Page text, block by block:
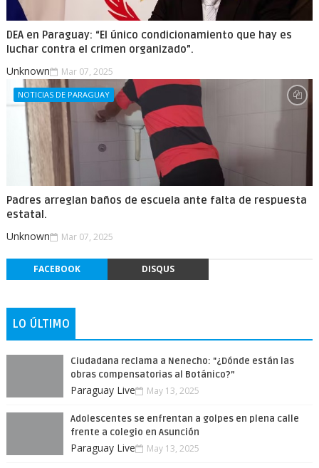
DEA en Paraguay: “El único condicionamiento que hay es
luchar contra el crimen organizado”.
Unknown Mar 07, 2025
NOTICIAS DE PARAGUAY
Padres arreglan baños de escuela ante falta de respuesta
estatal.
Unknown Mar 07, 2025
FACEBOOK DISQUS
LO ÚLTIMO
Ciudadana reclama a Nenecho: "¿Dónde están las
obras compensatorias al Botánico?”
Paraguay Live May 13, 2025
Adolescentes se enfrentan a golpes en plena calle
frente a colegio en Asunción
Paraguay Live May 13, 2025